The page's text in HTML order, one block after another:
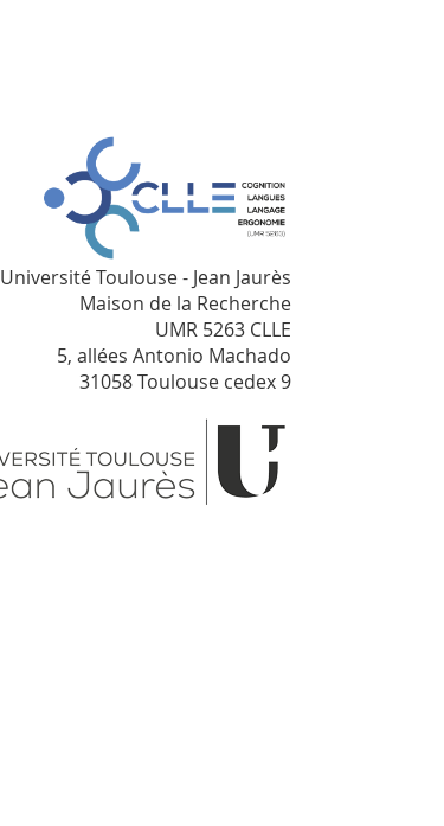
Université Toulouse - Jean Jaurès
Maison de la Recherche
UMR 5263 CLLE
5, allées Antonio Machado
31058 Toulouse cedex 9